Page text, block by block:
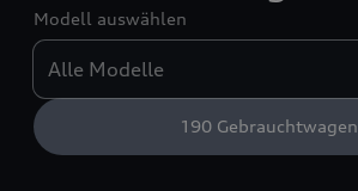
Modell auswählen
190 Gebrauchtwagen